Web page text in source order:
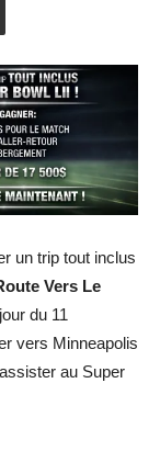
un trip tout inclus
Vers Le
du 11
vers Minneapolis
au Super